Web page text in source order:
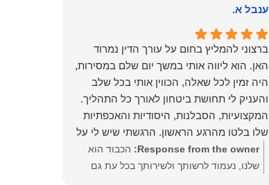
שנתת בנו ונמשיך לעמוד לצידך וללוות אותך
הצלחה, ברכה ובשורות טובות. שמעון האן
משרד עורכי דין ונוטריון
ענבל א.
ברצוני להמליץ בחום על עורך הדין נמרוד
האן. הוא ליווה אותי במשך יום שלם במסירות,
היה זמין לכל שאלה, הכווין אותי בכל שלב
והעניק לי תחושת ביטחון לאורך כל התהליך.
המקצועיות, הסבלנות, היסודיות והאכפתיות
שלו בלטו מהרגע הראשון. הרגשתי שיש לי על
מי לסמוך, ואני ממליצה עליו מכל הלב לכל מי
שמחפש עורך דין מקצועי, אמין ומסור.
Response from the owner:
הכבוד הוא
שלנו, נעמוד לרשותך ולשירותך בכל עת גם